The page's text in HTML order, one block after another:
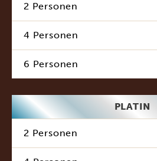
2 Personen
4 Personen
6 Personen
PLATIN
2 Personen